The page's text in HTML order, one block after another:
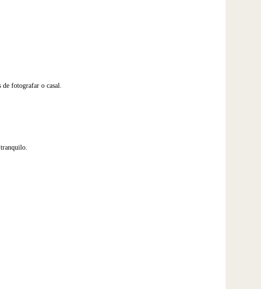
fotografar o casal.